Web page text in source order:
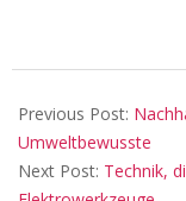
03-
27
Previous Post:
Umweltbewusste
Next Post: Technik,